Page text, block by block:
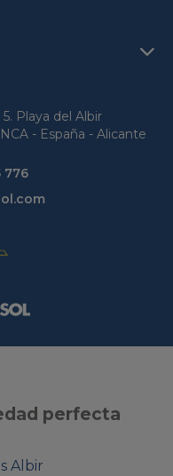
Playa del Albir
- España - Alicante
776
perfecta
Albir